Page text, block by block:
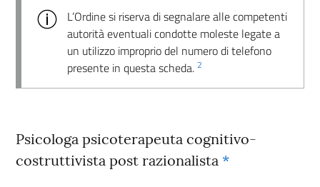
L’Ordine si riserva di segnalare alle competenti
autorità eventuali condotte moleste legate a
un utilizzo improprio del numero di telefono
presente in questa scheda. 2
Psicologa psicoterapeuta cognitivo-
costruttivista post razionalista *